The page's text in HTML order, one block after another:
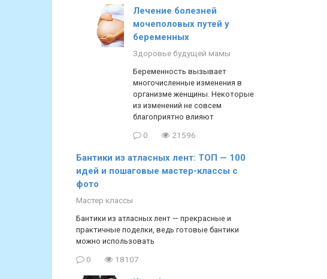
Лечение болезней
мочеполовых путей у
беременных
Здоровье будущей мамы
Беременность вызывает
многочисленные изменения в
организме женщины. Некоторые
из изменений не совсем
благоприятно влияют
0 21596
Бантики из атласных лент: ТОП — 100
идей и пошаговые мастер-классы с
фото
Мастер классы
Бантики из атласных лент — прекрасные и
практичные поделки, ведь готовые бантики
можно использовать
0 18107